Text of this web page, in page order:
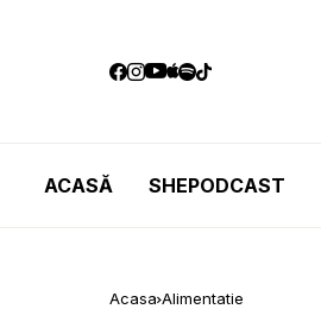
ACASĂ SHEPODCAST
Acasa Alimentatie